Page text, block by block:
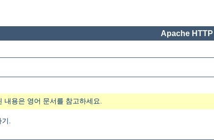
Apache
내용은 영어 문서를 참고하세요.
기.